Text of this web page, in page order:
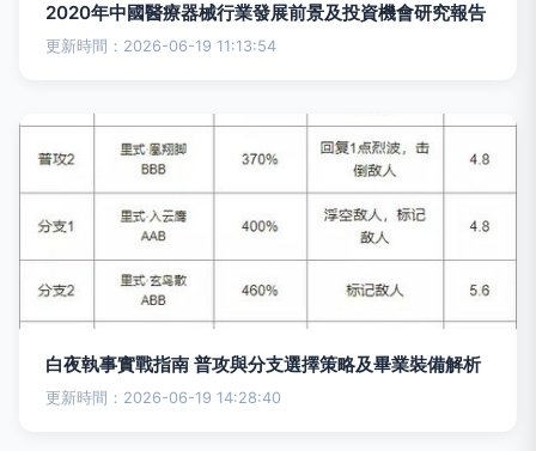
2020年中國醫療器械行業發展前景及投資機會研究報告
更新時間：2026-06-19 11:13:54
白夜執事實戰指南 普攻與分支選擇策略及畢業裝備解析
更新時間：2026-06-19 14:28:40